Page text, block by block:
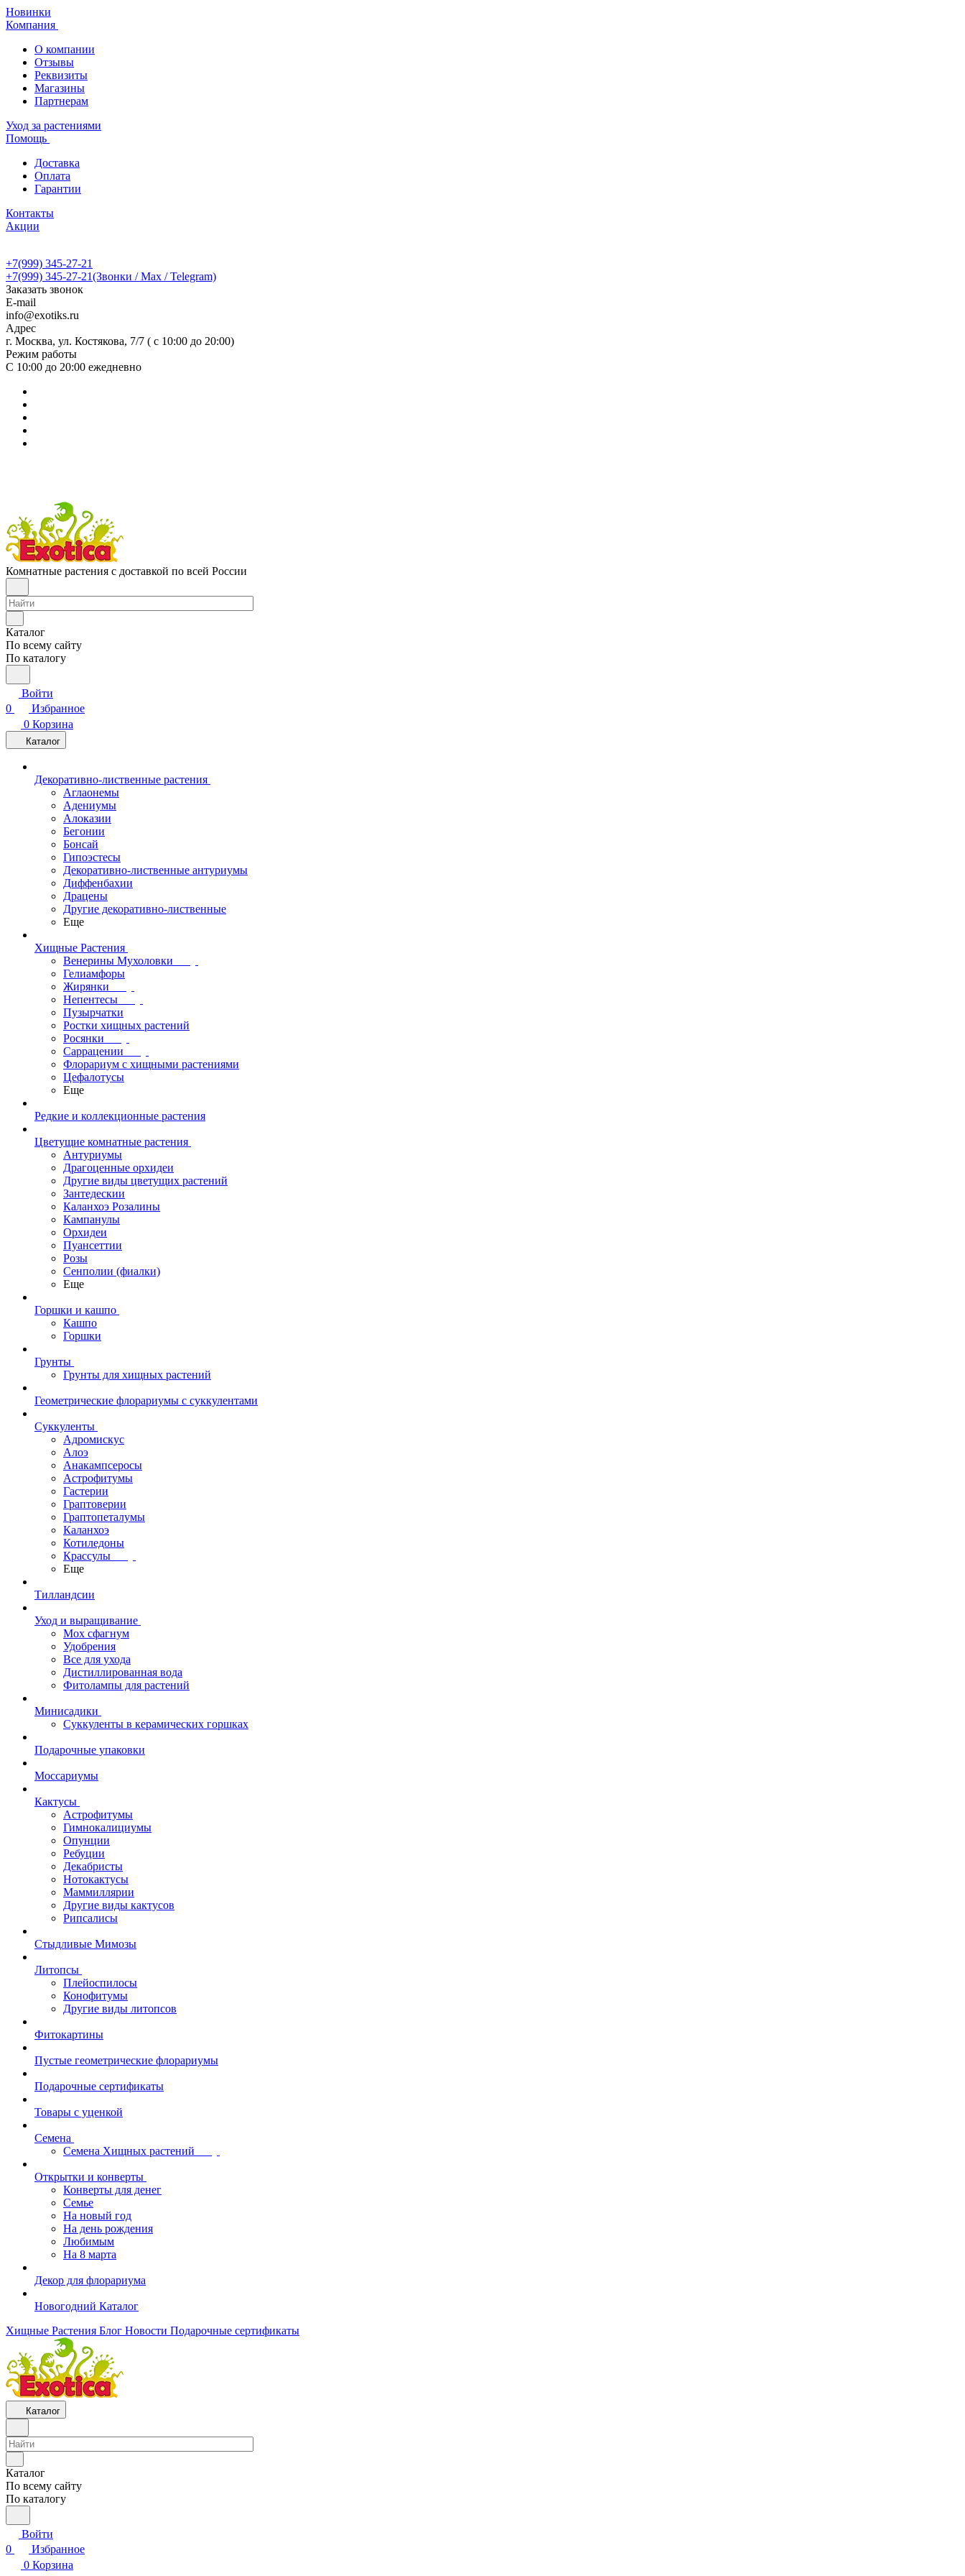
Новинки
Компания
О компании
Отзывы
Реквизиты
Магазины
Партнерам
Уход за растениями
Помощь
Доставка
Оплата
Гарантии
Контакты
Акции
+7(999) 345-27-21
+7(999) 345-27-21(Звонки / Max / Telegram)
Заказать звонок
E-mail
info@exotiks.ru
Адрес
г. Москва, ул. Костякова, 7/7 ( с 10:00 до 20:00)
Режим работы
С 10:00 до 20:00 ежедневно
Комнатные растения с доставкой по всей России
Каталог
По всему сайту
По каталогу
Войти
0
Избранное
0 Корзина
Каталог
Декоративно-лиственные растения
Аглаонемы
Адениумы
Алоказии
Бегонии
Бонсай
Гипоэстесы
Декоративно-лиственные антуриумы
Диффенбахии
Драцены
Другие декоративно-лиственные
Еще
Хищные Растения
Венерины Мухоловки
Гелиамфоры
Жирянки
Непентесы
Пузырчатки
Ростки хищных растений
Росянки
Саррацении
Флорариум с хищными растениями
Цефалотусы
Еще
Редкие и коллекционные растения
Цветущие комнатные растения
Антуриумы
Драгоценные орхидеи
Другие виды цветущих растений
Зантедескии
Каланхоэ Розалины
Кампанулы
Орхидеи
Пуансеттии
Розы
Сенполии (фиалки)
Еще
Горшки и кашпо
Кашпо
Горшки
Грунты
Грунты для хищных растений
Геометрические флорариумы с суккулентами
Суккуленты
Адромискус
Алоэ
Анакампсеросы
Астрофитумы
Гастерии
Граптоверии
Граптопеталумы
Каланхоэ
Котиледоны
Крассулы
Еще
Тилландсии
Уход и выращивание
Мох сфагнум
Удобрения
Все для ухода
Дистиллированная вода
Фитолампы для растений
Минисадики
Суккуленты в керамических горшках
Подарочные упаковки
Моссариумы
Кактусы
Астрофитумы
Гимнокалициумы
Опунции
Ребуции
Декабристы
Нотокактусы
Маммиллярии
Другие виды кактусов
Рипсалисы
Стыдливые Мимозы
Литопсы
Плейоспилосы
Конофитумы
Другие виды литопсов
Фитокартины
Пустые геометрические флорариумы
Подарочные сертификаты
Товары с уценкой
Семена
Семена Хищных растений
Открытки и конверты
Конверты для денег
Семье
На новый год
На день рождения
Любимым
На 8 марта
Декор для флорариума
Новогодний Каталог
Хищные Растения Блог Новости Подарочные сертификаты
Каталог
Каталог
По всему сайту
По каталогу
Войти
0
Избранное
0 Корзина